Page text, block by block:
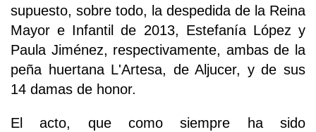
supuesto, sobre todo, la despedida de la Reina
Mayor e Infantil de 2013, Estefanía López y
Paula Jiménez, respectivamente, ambas de la
peña huertana L'Artesa, de Aljucer, y de sus
14 damas de honor.
El acto, que como siempre ha sido